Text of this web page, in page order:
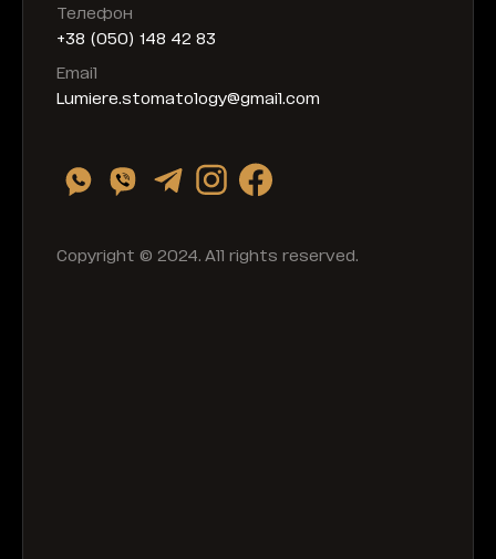
Телефон
+38 (050) 148 42 83
Email
Lumiere.stomatology@gmail.com
Copyright © 2024. All rights reserved.